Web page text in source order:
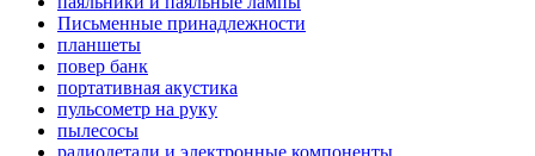
Письменные принадлежности
планшеты
повер банк
портативная акустика
пульсометр на руку
пылесосы
радиодетали и электронные компоненты